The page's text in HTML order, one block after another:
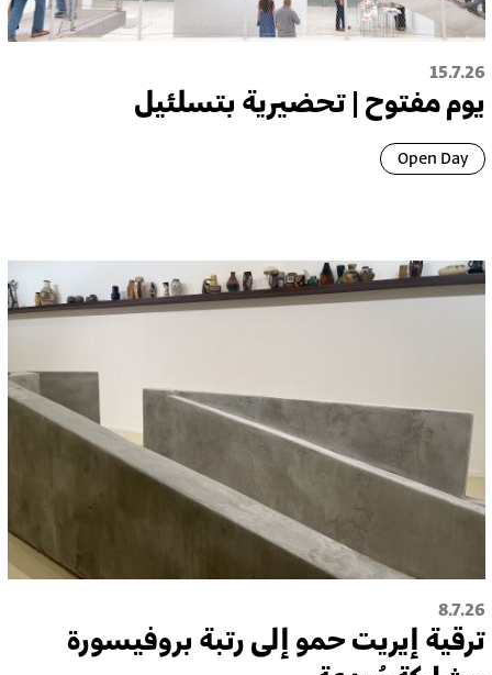
15.7.26
يوم مفتوح | تحضيرية بتسلئيل
Open Day
8.7.26
ترقية إيريت حمو إلى رتبة بروفيسورة